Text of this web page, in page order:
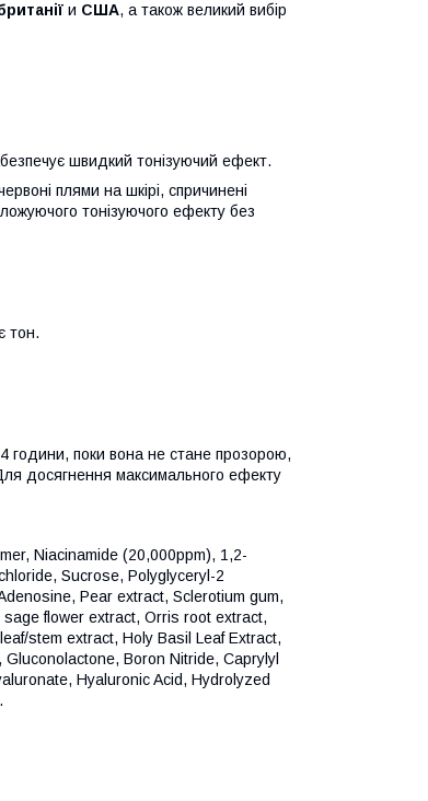
и США, а також великий вибір
швидкий тонізуючий ефект.
плями на шкірі, спричинені
тонізуючого ефекту без
тон.
години, поки вона не стане прозорою,
досягнення максимального ефекту
Niacinamide (20,000ppm), 1,2-
Sucrose, Polyglyceryl-2
Pear extract, Sclerotium gum,
flower extract, Orris root extract,
stem extract, Holy Basil Leaf Extract,
Boron Nitride, Caprylyl
Hyaluronic Acid, Hydrolyzed